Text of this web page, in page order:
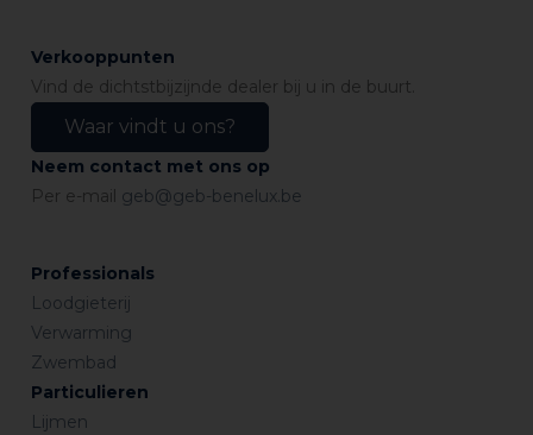
Professionals
Loodgieterij
Verwarming
Zwembad
Particulieren
Lijmen
Verkooppunten
Vind de dichtstbijzijnde dealer bij u in de buurt.
Waar vindt u ons?
Neem contact met ons op
Per e-mail geb@geb-benelux.be